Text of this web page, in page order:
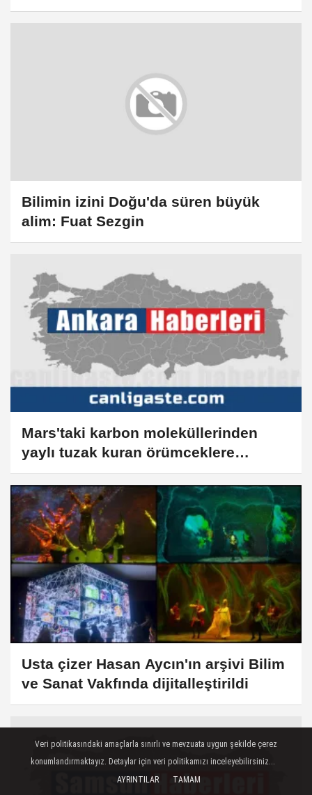
anıldı
Bilimin izini Doğu'da süren büyük
alim: Fuat Sezgin
Mars'taki karbon moleküllerinden
yaylı tuzak kuran örümceklere
hazirandaki bilimsel ve teknolojik
gelişmeler
Usta çizer Hasan Aycın'ın arşivi Bilim
ve Sanat Vakfında dijitalleştirildi
Veri politikasındaki amaçlarla sınırlı ve mevzuata uygun şekilde çerez
konumlandırmaktayız. Detaylar için veri politikamızı inceleyebilirsiniz...
AYRINTILAR
TAMAM